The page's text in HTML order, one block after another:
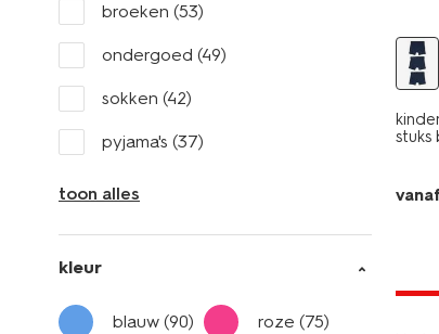
broeken (53)
ondergoed (49)
sokken (42)
pyjama's (37)
toon alles
kleur
blauw (90) roze(75)
stuks
vanaf